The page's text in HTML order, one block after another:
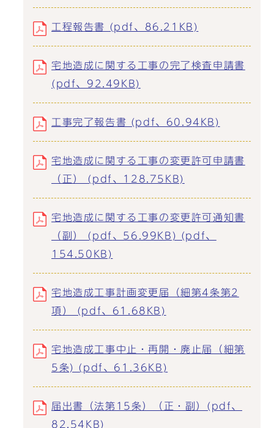
工程報告書 (pdf、86.21KB)
宅地造成に関する工事の完了検査申請書
(pdf、92.49KB)
工事完了報告書 (pdf、60.94KB)
宅地造成に関する工事の変更許可申請書
（正） (pdf、128.75KB)
宅地造成に関する工事の変更許可通知書
（副） (pdf、56.99KB) (pdf、
154.50KB)
宅地造成工事計画変更届（細第4条第2
項） (pdf、61.68KB)
宅地造成工事中止・再開・廃止届（細第
5条) (pdf、61.36KB)
届出書（法第15条）（正・副）(pdf、
82.54KB)